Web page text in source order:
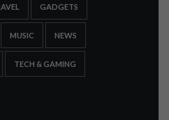
GADGETS
MUSIC NEWS
TECH & GAMING